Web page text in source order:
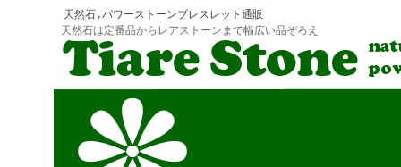
天然石,パワーストーンブレスレット通販
天然石は定番品からレアストーンまで幅広い品ぞろえ